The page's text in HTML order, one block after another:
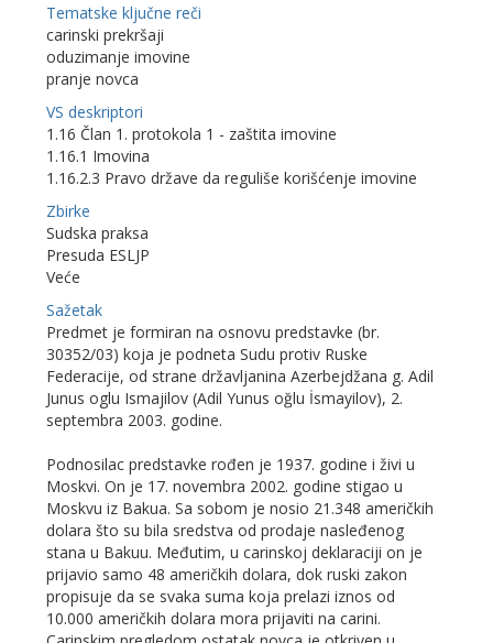
Tematske ključne reči
carinski prekršaji
oduzimanje imovine
pranje novca
VS deskriptori
1.16 Član 1. protokola 1 - zaštita imovine
1.16.1 Imovina
1.16.2.3 Pravo države da reguliše korišćenje imovine
Zbirke
Sudska praksa
Presuda ESLJP
Veće
Sažetak
Predmet je formiran na osnovu predstavke (br.
30352/03) koja je podneta Sudu protiv Ruske
Federacije, od strane državljanina Azerbejdžana g. Adil
Junus oglu Ismajilov (Adil Yunus oğlu İsmayilov), 2.
septembra 2003. godine.
Podnosilac predstavke rođen je 1937. godine i živi u
Moskvi. On je 17. novembra 2002. godine stigao u
Moskvu iz Bakua. Sa sobom je nosio 21.348 američkih
dolara što su bila sredstva od prodaje nasleđenog
stana u Bakuu. Međutim, u carinskoj deklaraciji on je
prijavio samo 48 američkih dolara, dok ruski zakon
propisuje da se svaka suma koja prelazi iznos od
10.000 američkih dolara mora prijaviti na carini.